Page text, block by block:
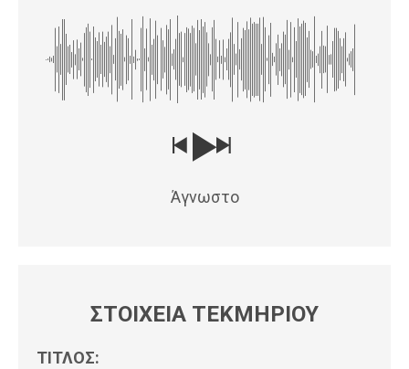
Άγνωστο
ΣΤΟΙΧΕΙΑ ΤΕΚΜΗΡΙΟΥ
ΤΙΤΛΟΣ: